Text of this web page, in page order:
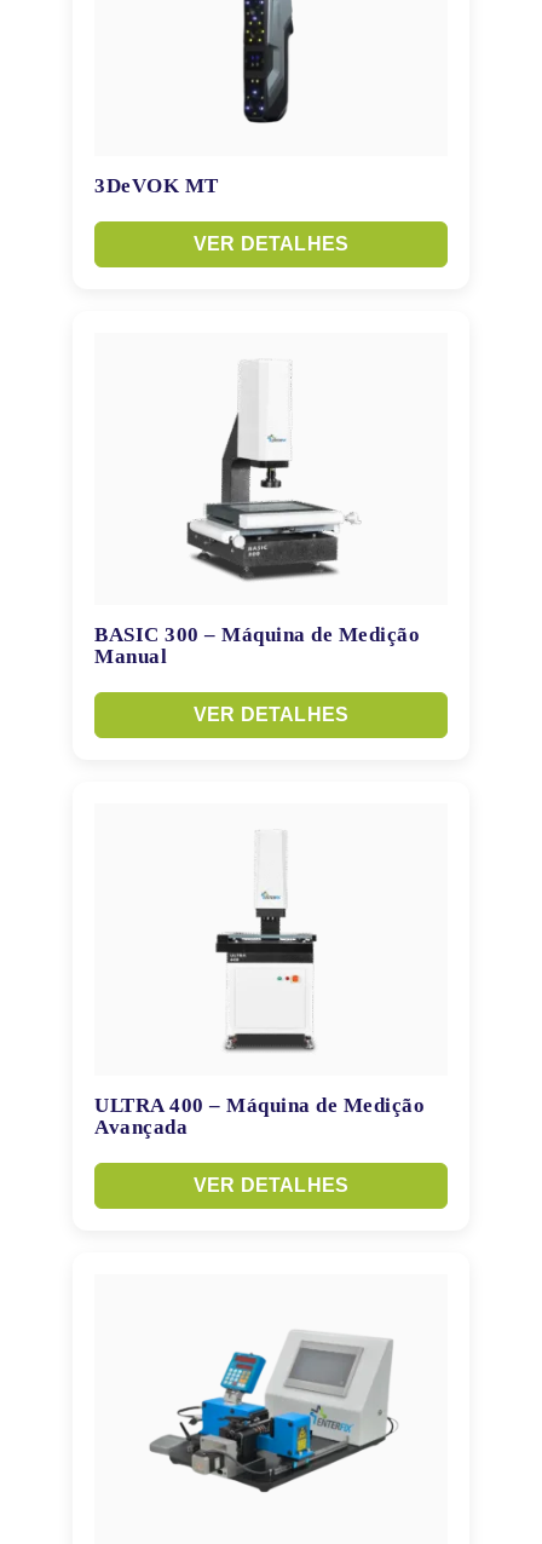
3DeVOK MT
VER DETALHES
BASIC 300 – Máquina de Medição
Manual
VER DETALHES
ULTRA 400 – Máquina de Medição
Avançada
VER DETALHES